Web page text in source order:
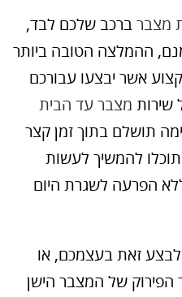
מצברברכב שלכם לבד,
ההמלצה הטובה ביותר
אשר יבצעו עבורכם
שירות מצבר עד הבית
תושלם בתוך זמן קצר
להמשיך לעשות
הפרעה לשגרת היום
זאת בעצמכם, או
של המצבר הישן